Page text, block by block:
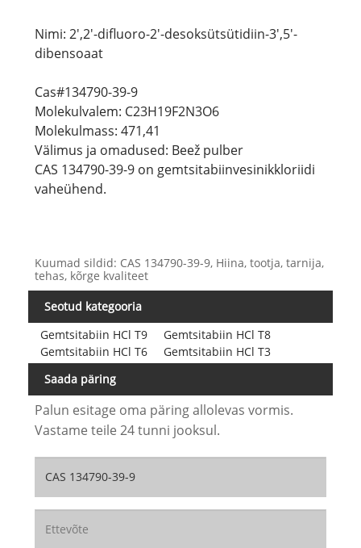
Nimi: 2',2'-difluoro-2'-desoksütsütidiin-3',5'-
dibensoaat
Cas#134790-39-9
Molekulvalem: C23H19F2N3O6
Molekulmass: 471,41
Välimus ja omadused: Beež pulber
CAS 134790-39-9 on gemtsitabiinvesinikkloriidi
vaheühend.
Kuumad sildid: CAS 134790-39-9, Hiina, tootja, tarnija,
tehas, kõrge kvaliteet
Seotud kategooria
Gemtsitabiin HCl T9
Gemtsitabiin HCl T8
Gemtsitabiin HCl T6
Gemtsitabiin HCl T3
Saada päring
Palun esitage oma päring allolevas vormis.
Vastame teile 24 tunni jooksul.